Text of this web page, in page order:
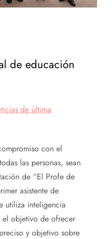
de educación
de última
con el
las personas, sean
de “El Profe de
asistente de
utiliza inteligencia
objetivo de ofrecer
y objetivo sobre